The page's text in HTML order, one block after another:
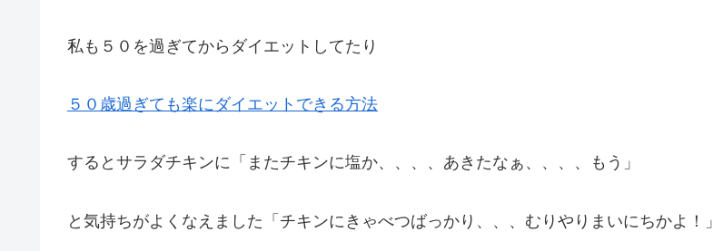
私も５０を過ぎてからダイエットしてたり
５０歳過ぎても楽にダイエットできる方法
するとサラダチキンに「またチキンに塩か、、、、あきたなぁ、、、、もう」
と気持ちがよくなえました「チキンにきゃべつばっかり、、、むりやりまいにちかよ！」